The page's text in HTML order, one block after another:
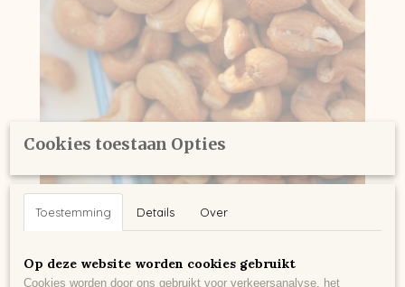
Cookies toestaan Opties
Toestemming Details Over
Op deze website worden cookies gebruikt
Cookies worden door ons gebruikt voor verkeersanalyse, het